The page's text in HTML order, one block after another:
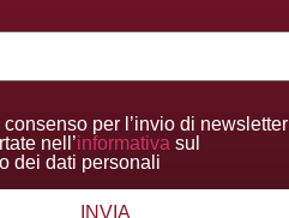
consenso per l’invio di newsletter
nell’informativa sul
dei dati personali